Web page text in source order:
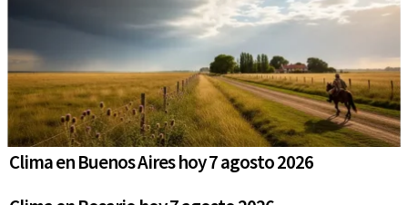
Clima en Buenos Aires hoy 7 agosto 2026